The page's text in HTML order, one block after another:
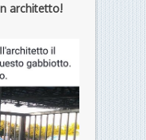
architetto!